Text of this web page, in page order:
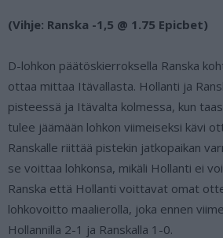
(Vihje: Ranska -1,5 @ 1.75 Epicbet)
D-lohkon päätöskierroksella Ranska
ottaa mittaa Itävallasta. Hollanti ja
pisteessä ja Itävalta kolmessa, kun
tulee jäämään lohkon viimeiseksi kävi
Ranskalle riittää pistekin jatkopaikan
se voittaa lohkonsa, mikäli Hollanti ei
Ranska että Hollanti voittavat omat
lohkovoitto maalierolla, joka ennen
Hollannilla 2-1 ja Ranskalla 1-0.